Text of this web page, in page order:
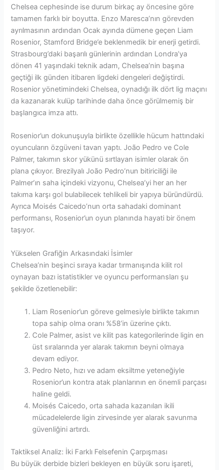
Chelsea cephesinde ise durum birkaç ay öncesine göre
tamamen farklı bir boyutta. Enzo Maresca’nın görevden
ayrılmasının ardından Ocak ayında dümene geçen Liam
Rosenior, Stamford Bridge’e beklenmedik bir enerji getirdi.
Strasbourg’daki başarılı günlerinin ardından Londra’ya
dönen 41 yaşındaki teknik adam, Chelsea’nin başına
geçtiği ilk günden itibaren ligdeki dengeleri değiştirdi.
Rosenior yönetimindeki Chelsea, oynadığı ilk dört lig maçını
da kazanarak kulüp tarihinde daha önce görülmemiş bir
başlangıca imza attı.
Rosenior’un dokunuşuyla birlikte özellikle hücum hattındaki
oyuncuların özgüveni tavan yaptı. João Pedro ve Cole
Palmer, takımın skor yükünü sırtlayan isimler olarak ön
plana çıkıyor. Brezilyalı João Pedro’nun bitiriciliği ile
Palmer’ın saha içindeki vizyonu, Chelsea’yi her an her
takıma karşı gol bulabilecek tehlikeli bir yapıya büründürdü.
Ayrıca Moisés Caicedo’nun orta sahadaki dominant
performansı, Rosenior’un oyun planında hayati bir önem
taşıyor.
Yükselen Grafiğin Arkasındaki İsimler
Chelsea’nin beşinci sıraya kadar tırmanışında kilit rol
oynayan bazı istatistikler ve oyuncu performansları şu
şekilde özetlenebilir:
Liam Rosenior’un göreve gelmesiyle birlikte takımın
topa sahip olma oranı %58’in üzerine çıktı.
Cole Palmer, asist ve kilit pas kategorilerinde ligin en
üst sıralarında yer alarak takımın beyni olmaya
devam ediyor.
Pedro Neto, hızı ve adam eksiltme yeteneğiyle
Rosenior’un kontra atak planlarının en önemli parçası
haline geldi.
Moisés Caicedo, orta sahada kazanılan ikili
mücadelelerde ligin zirvesinde yer alarak savunma
güvenliğini artırdı.
Taktiksel Analiz: İki Farklı Felsefenin Çarpışması
Bu büyük derbide bizleri bekleyen en büyük soru işareti,